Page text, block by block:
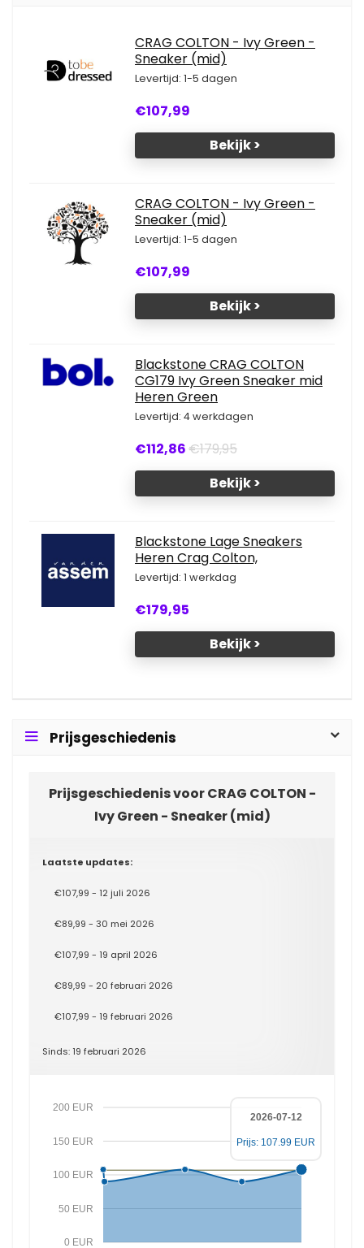
CRAG COLTON - Ivy Green -
Sneaker (mid)
Levertijd: 1-5 dagen
€107,99
Bekijk >
CRAG COLTON - Ivy Green -
Sneaker (mid)
Levertijd: 1-5 dagen
€107,99
Bekijk >
Blackstone CRAG COLTON
CG179 Ivy Green Sneaker mid
Heren Green
Levertijd: 4 werkdagen
€112,86€179,95
Bekijk >
Blackstone Lage Sneakers
Heren Crag Colton,
Levertijd: 1 werkdag
€179,95
Bekijk >
Prijsgeschiedenis
Prijsgeschiedenis voor CRAG COLTON -
Ivy Green - Sneaker (mid)
Laatste updates:
€107,99 - 12 juli 2026
€89,99 - 30 mei 2026
€107,99 - 19 april 2026
€89,99 - 20 februari 2026
€107,99 - 19 februari 2026
Sinds: 19 februari 2026
0 EUR
50 EUR
100 EUR
150 EUR
200 EUR
2026-07-12
Prijs: 107.99 EUR